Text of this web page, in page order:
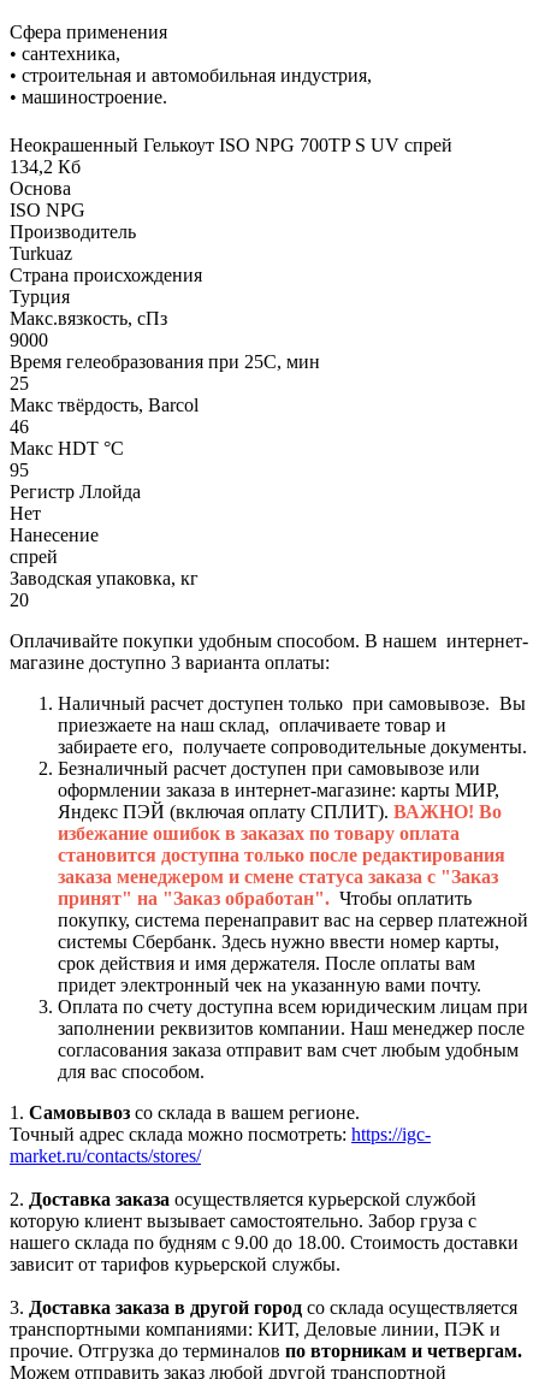
Сфера применения
• сантехника,
• строительная и автомобильная индустрия,
• машиностроение.
Неокрашенный Гелькоут ISO NPG 700TP S UV спрей
134,2 Кб
Основа
ISO NPG
Производитель
Turkuaz
Страна происхождения
Турция
Макс.вязкoсть, сПз
9000
Время гелеобразования при 25С, мин
25
Макс твёрдость, Barcol
46
Макс HDT °С
95
Регистр Ллойда
Нет
Нанесение
спрей
Заводская упаковка, кг
20
Оплачивайте покупки удобным способом. В нашем интернет-
магазине доступно 3 варианта оплаты:
Наличный расчет доступен только при самовывозе. Вы
приезжаете на наш склад, оплачиваете товар и
забираете его, получаете сопроводительные документы.
Безналичный расчет доступен при самовывозе или
оформлении заказа в интернет-магазине: карты МИР,
Яндекс ПЭЙ (включая оплату СПЛИТ). ВАЖНО! Во
избежание ошибок в заказах по товару оплата
становится доступна только после редактирования
заказа менеджером и смене статуса заказа с "Заказ
принят" на "Заказ обработан". Чтобы оплатить
покупку, система перенаправит вас на сервер платежной
системы Сбербанк. Здесь нужно ввести номер карты,
срок действия и имя держателя. После оплаты вам
придет электронный чек на указанную вами почту.
Оплата по счету доступна всем юридическим лицам при
заполнении реквизитов компании. Наш менеджер после
согласования заказа отправит вам счет любым удобным
для вас способом.
1. Самовывоз со склада в вашем регионе.
Точный адрес склада можно посмотреть: https://igc-
market.ru/contacts/stores/
2. Доставка заказа осуществляется курьерской службой
которую клиент вызывает самостоятельно. Забор груза с
нашего склада по будням с 9.00 до 18.00. Стоимость доставки
зависит от тарифов курьерской службы.
3. Доставка заказа в другой город со склада осуществляется
транспортными компаниями: КИТ, Деловые линии, ПЭК и
прочие. Отгрузка до терминалов по вторникам и четвергам.
Можем отправить заказ любой другой транспортной